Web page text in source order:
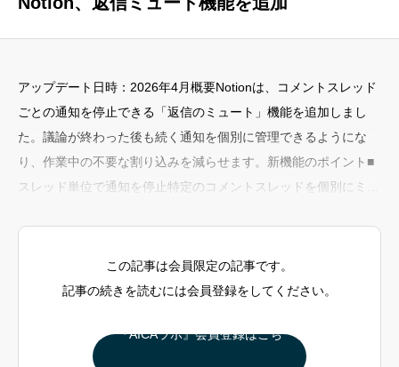
アップデート日時：2026年4月概要Notionは、コメントスレッド
ごとの通知を停止できる「返信のミュート」機能を追加しまし
た。議論が終わった後も続く通知を個別に管理できるようにな
り、作業中の不要な割り込みを減らせます。新機能のポイント■
スレッド単位で通知を停止特定のコメントスレッドを個別にミュ
クのコメント管理自分の対応が終わったレビューのスレッド継続
的に通知
この記事は会員限定の記事です。
記事の続きを読むには会員登録をしてください。
『AICAラボ』会員登録はこち